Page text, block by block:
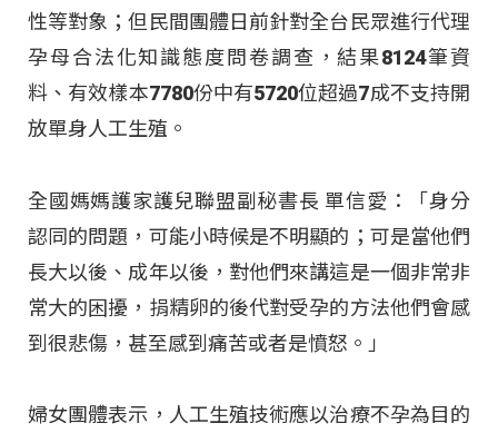
性等對象；但民間團體日前針對全台民眾進行代理
孕母合法化知識態度問卷調查，結果8124筆資
料、有效樣本7780份中有5720位超過7成不支持開
放單身人工生殖。
全國媽媽護家護兒聯盟副秘書長 單信愛：「身分
認同的問題，可能小時候是不明顯的；可是當他們
長大以後、成年以後，對他們來講這是一個非常非
常大的困擾，捐精卵的後代對受孕的方法他們會感
到很悲傷，甚至感到痛苦或者是憤怒。」
婦女團體表示，人工生殖技術應以治療不孕為目的